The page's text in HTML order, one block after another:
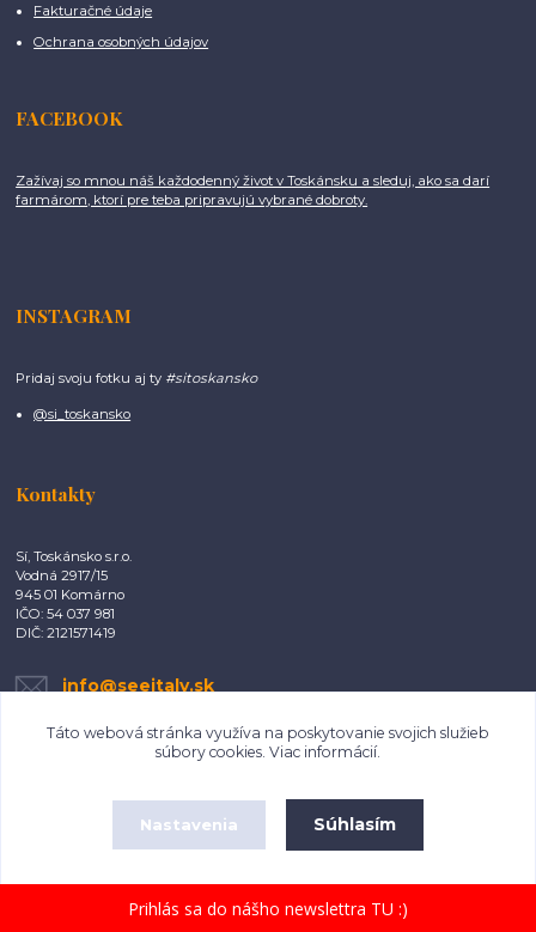
Fakturačné údaje
Ochrana osobných údajov
FACEBOOK
Zažívaj so mnou náš každodenný život v Toskánsku a sleduj, ako sa darí
farmárom, ktorí pre teba pripravujú vybrané dobroty.
INSTAGRAM
Pridaj svoju fotku aj ty #sitoskansko
@si_toskansko
Kontakty
Sí, Toskánsko s.r.o.
Vodná 2917/15
945 01 Komárno
IČO: 54 037 981
DIČ: 2121571419
info@seeitaly.sk
Vytvorené na
Eshop-rychlo.sk
Táto webová stránka využíva na poskytovanie svojich služieb
súbory cookies. Viac informácií.
Nastavenia Súhlasím
Prihlás sa do nášho newslettra TU :)